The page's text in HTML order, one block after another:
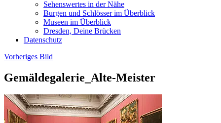
Sehenswertes in der Nähe
Burgen und Schlösser im Überblick
Museen im Überblick
Dresden, Deine Brücken
Datenschutz
Vorheriges Bild
Gemäldegalerie_Alte-Meister